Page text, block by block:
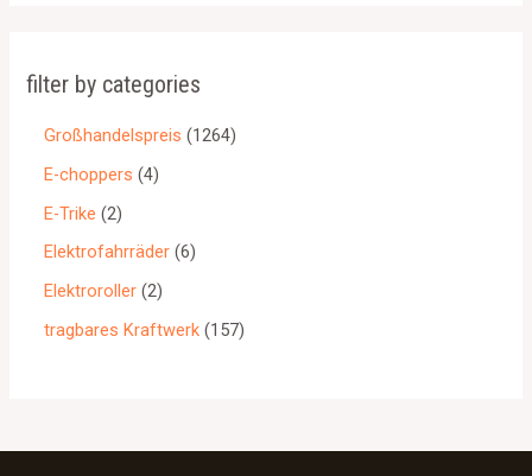
filter by categories
Großhandelspreis
1264
E-choppers 4
E-Trike 2
Elektrofahrräder 6
Elektroroller 2
tragbares Kraftwerk 157